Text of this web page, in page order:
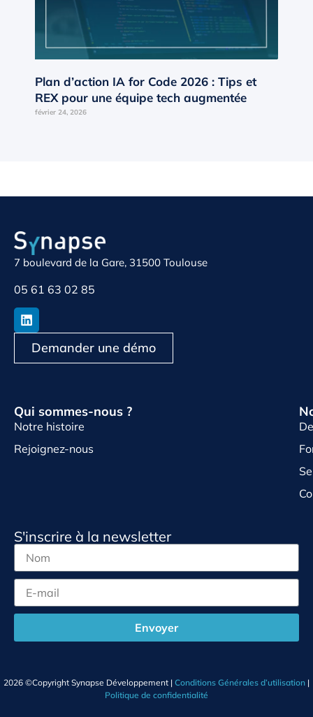
Plan d’action IA for Code 2026 : Tips et
REX pour une équipe tech augmentée
février 24, 2026
7 boulevard de la Gare, 31500 Toulouse
05 61 63 02 85
Demander une démo
Qui sommes-nous ?
Notre histoire
Rejoignez-nous
S'inscrire à la newsletter
Envoyer
2026 ©Copyright Synapse Développement | Conditions Générales d’utilisation |
Politique de confidentialité